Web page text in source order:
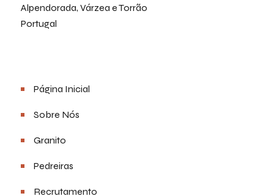
Alpendorada, Várzea e Torrão
Portugal
Página Inicial
Sobre Nós
Granito
Pedreiras
Recrutamento